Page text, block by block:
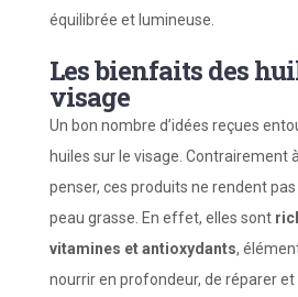
équilibrée et lumineuse.
Les bienfaits des
visage
Un bon nombre d’idées reçues
huiles sur le visage. Contrairement
penser, ces produits ne rendent
peau grasse. En effet, elles sont
vitamines et antioxydants,
nourrir en profondeur, de réparer